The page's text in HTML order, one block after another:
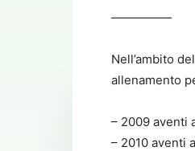
—————
Nell’ambito
allenamento
– 2009 aventi
– 2010 aventi